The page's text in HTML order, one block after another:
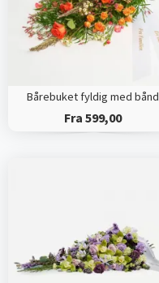
Bårebuket fyldig med bånd
Fra 599,00